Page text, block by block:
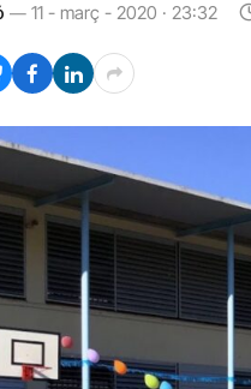
11 - març - 2020 · 23:32